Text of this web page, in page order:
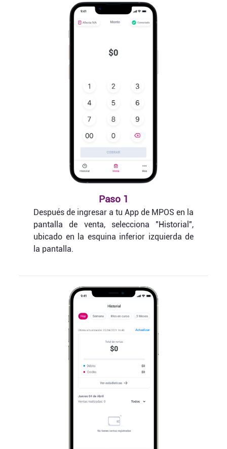
Paso 1
Después de ingresar a tu App de MPOS en la
pantalla de venta, selecciona "Historial",
ubicado en la esquina inferior izquierda de
la pantalla.